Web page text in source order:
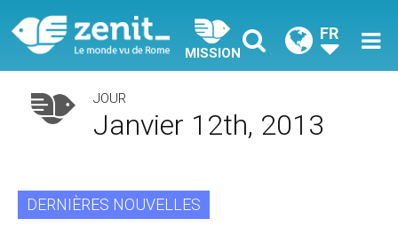
MISSION
FR
JOUR
Janvier 12th, 2013
DERNIÈRES NOUVELLES